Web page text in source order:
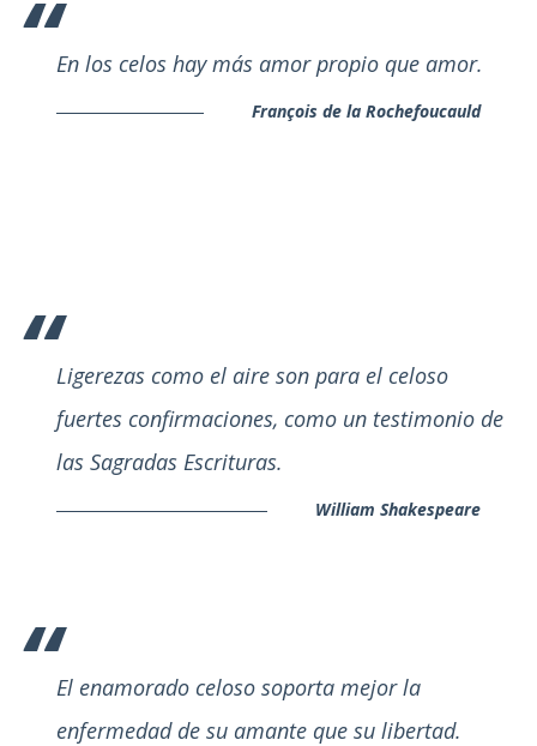
En los celos hay más amor propio que amor.
François de la Rochefoucauld
Ligerezas como el aire son para el celoso
fuertes confirmaciones, como un testimonio de
las Sagradas Escrituras.
William Shakespeare
El enamorado celoso soporta mejor la
enfermedad de su amante que su libertad.